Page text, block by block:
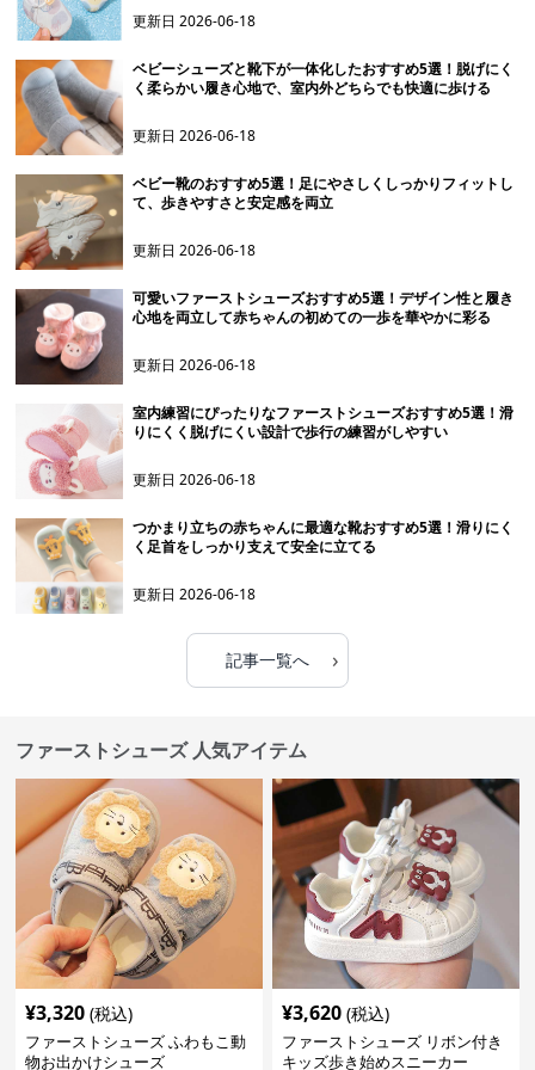
更新日2026-06-18
ベビーシューズと靴下が一体化したおすすめ5選！脱げにく
く柔らかい履き心地で、室内外どちらでも快適に歩ける
更新日2026-06-18
ベビー靴のおすすめ5選！足にやさしくしっかりフィットし
て、歩きやすさと安定感を両立
更新日2026-06-18
可愛いファーストシューズおすすめ5選！デザイン性と履き
心地を両立して赤ちゃんの初めての一歩を華やかに彩る
更新日2026-06-18
室内練習にぴったりなファーストシューズおすすめ5選！滑
りにくく脱げにくい設計で歩行の練習がしやすい
更新日2026-06-18
つかまり立ちの赤ちゃんに最適な靴おすすめ5選！滑りにく
く足首をしっかり支えて安全に立てる
更新日2026-06-18
記事一覧へ ›
ファーストシューズ 人気アイテム
¥3,320 (税込)
ファーストシューズ ふわもこ動
物お出かけシューズ
¥3,620 (税込)
ファーストシューズ リボン付き
キッズ歩き始めスニーカー